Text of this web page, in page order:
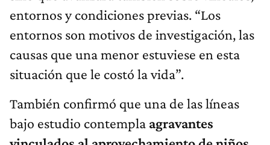
entornos y condiciones previas. “Los
entornos son motivos de investigación, las
causas que una menor estuviese en esta
situación que le costó la vida”.
También confirmó que una de las líneas
bajo estudio contempla agravantes